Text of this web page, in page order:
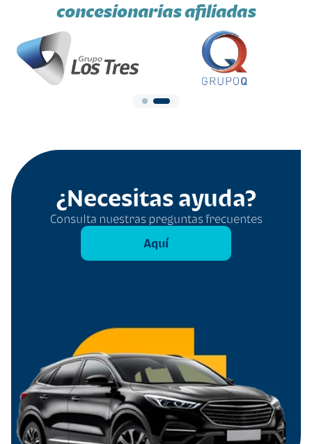
concesionarias afiliadas
¿Necesitas ayuda?
Consulta nuestras preguntas frecuentes
Aquí